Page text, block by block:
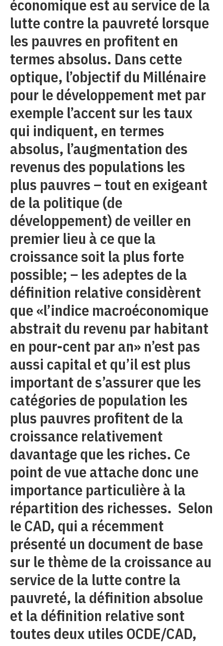
économique est au service de la
lutte contre la pauvreté lorsque
les pauvres en profitent en
termes absolus. Dans cette
optique, l’objectif du Millénaire
pour le développement met par
exemple l’accent sur les taux
qui indiquent, en termes
absolus, l’augmentation des
revenus des populations les
plus pauvres – tout en exigeant
de la politique (de
développement) de veiller en
premier lieu à ce que la
croissance soit la plus forte
possible; – les adeptes de la
définition relative considèrent
que «l’indice macroéconomique
abstrait du revenu par habitant
en pour-cent par an» n’est pas
aussi capital et qu’il est plus
important de s’assurer que les
catégories de population les
plus pauvres profitent de la
croissance relativement
davantage que les riches. Ce
point de vue attache donc une
importance particulière à la
répartition des richesses. Selon
le CAD, qui a récemment
présenté un document de base
sur le thème de la croissance au
service de la lutte contre la
pauvreté, la définition absolue
et la définition relative sont
toutes deux utiles OCDE/CAD,